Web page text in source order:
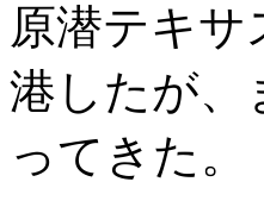
原潜テキサ
港したが、
ってきた。